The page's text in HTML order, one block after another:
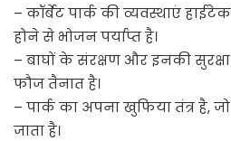
– कॉर्बेट पार्क की व्यवस्थाएं
होने से भोजन पर्याप्त है।
– बाघों के संरक्षण और इनकी
फौज तैनात है।
– पार्क का अपना खुफिया तंत्र है,
जाता है।